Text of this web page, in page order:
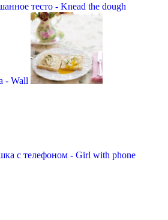
тесто - Knead the dough
- Wall
с телефоном - Girl with phone